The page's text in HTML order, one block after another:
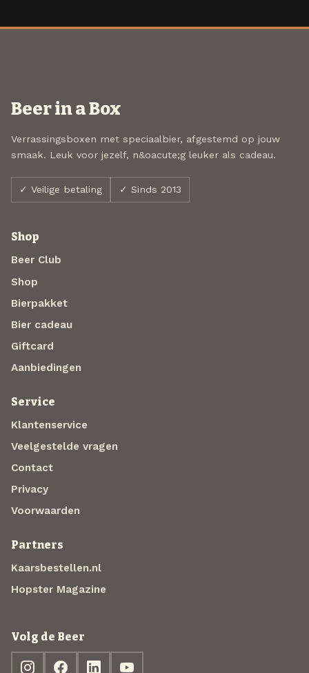
Beer in a Box
Verrassingsboxen met speciaalbier, afgestemd op jouw
smaak. Leuk voor jezelf, n&oacute;g leuker als cadeau.
✓ Veilige betaling ✓ Sinds 2013
Shop
Beer Club
Shop
Bierpakket
Bier cadeau
Giftcard
Aanbiedingen
Service
Klantenservice
Veelgestelde vragen
Contact
Privacy
Voorwaarden
Partners
Kaarsbestellen.nl
Hopster Magazine
Volg de Beer